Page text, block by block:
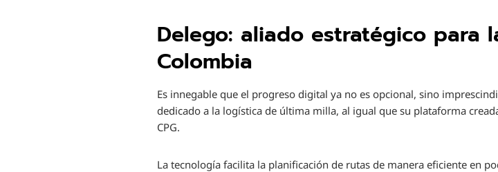
Delego: aliado estratégico para
Colombia
Es innegable que el progreso digital ya no es opcional, sino
dedicado a la logística de última milla, al igual que su plataforma
CPG.
La tecnología facilita la planificación de rutas de manera eficiente en